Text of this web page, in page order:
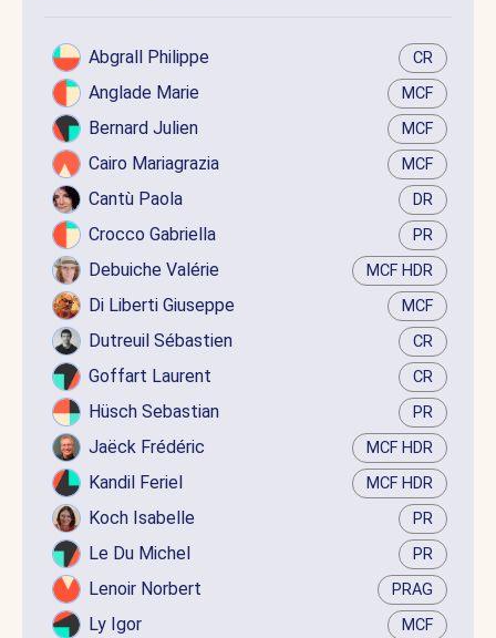
Abgrall Philippe CR
Anglade Marie MCF
Bernard Julien MCF
Cairo Mariagrazia MCF
Cantù Paola DR
Crocco Gabriella PR
Debuiche Valérie MCF HDR
Di Liberti Giuseppe MCF
Dutreuil Sébastien CR
Goffart Laurent CR
Hüsch Sebastian PR
Jaëck Frédéric MCF HDR
Kandil Feriel MCF HDR
Koch Isabelle PR
Le Du Michel PR
Lenoir Norbert PRAG
Ly Igor MCF